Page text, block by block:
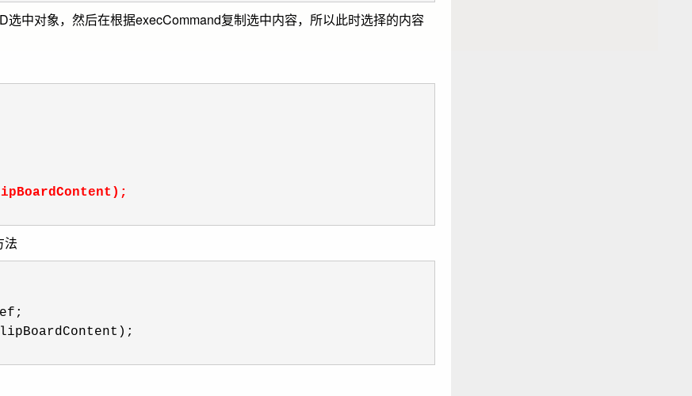
中对象，然后在根据execCommand复制选中内容，所以此时选择的内容
法